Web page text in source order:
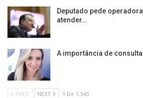
Deputado pede
atender…
A importância de
PREV NEXT 1 De 1.543